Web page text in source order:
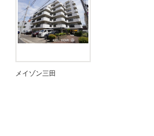
メイゾン三田